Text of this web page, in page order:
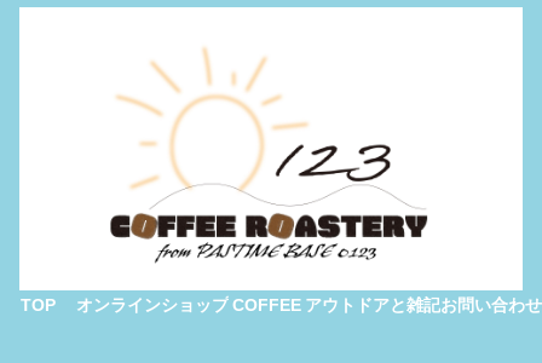
TOP オンラインショップCOFFEE アウトドアと雑記お問い合わせ